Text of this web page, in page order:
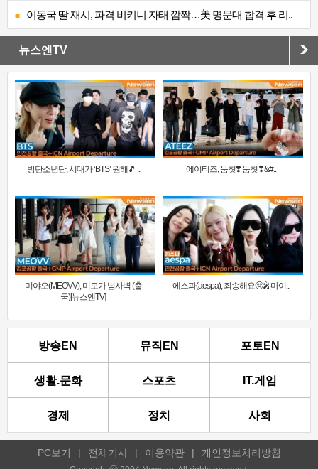
이동국 딸 재시, 파격 비키니 자태 깜짝…美 명문대 합격 후 리..
뉴스엔TV
방탄소년단, 시대가 ‘BTS’ 원해🎵 .. 에이티즈, 둠칫❣️ 둠칫❣&#..
미야오(MEOVV), 미모가 넘사벽 (출
국)[뉴스엔TV]
에스파(aespa), 죄송해요🥺🎤마이..
방송EN 뮤직EN 포토EN
생활.문화 스포츠 IT.게임
경제 정치 사회
PC보기 | 전체기사 | 이용약관 | 개인정보처리방침